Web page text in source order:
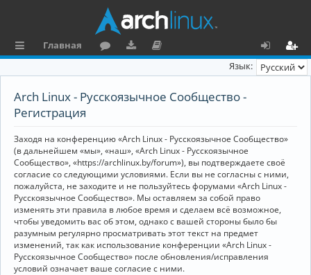
л
и
Главная
н
та
ц
и
я
х
ег
Язык:
Arch Linux - Русскоязычное Сообщество -
Регистрация
Заходя на конференцию «Arch Linux - Русскоязычное Сообщество»
(в дальнейшем «мы», «наш», «Arch Linux - Русскоязычное
Сообщество», «https://archlinux.by/forum»), вы подтверждаете своё
согласие со следующими условиями. Если вы не согласны с ними,
пожалуйста, не заходите и не пользуйтесь форумами «Arch Linux -
Русскоязычное Сообщество». Мы оставляем за собой право
изменять эти правила в любое время и сделаем всё возможное,
чтобы уведомить вас об этом, однако с вашей стороны было бы
разумным регулярно просматривать этот текст на предмет
изменений, так как использование конференции «Arch Linux -
Русскоязычное Сообщество» после обновления/исправления
условий означает ваше согласие с ними.